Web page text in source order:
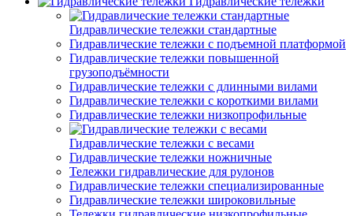
Гидравлические тележки стандартные
Гидравлические тележки с подъемной платформой
Гидравлические тележки повышенной
грузоподъёмности
Гидравлические тележки с длинными вилами
Гидравлические тележки с короткими вилами
Гидравлические тележки низкопрофильные
Гидравлические тележки с весами
Гидравлические тележки ножничные
Тележки гидравлические для рулонов
Гидравлические тележки специализированные
Гидравлические тележки широковильные